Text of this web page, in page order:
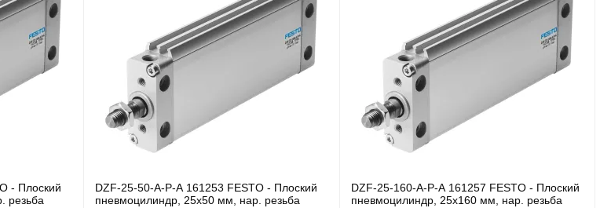
- Плоский
резьба
DZF-25-50-A-P-A 161253 FESTO - Плоский
пневмоцилиндр, 25x50 мм, нар. резьба
DZF-25-160-A-P-A 161257 FESTO - Плоский
пневмоцилиндр, 25x160 мм, нар. резьба